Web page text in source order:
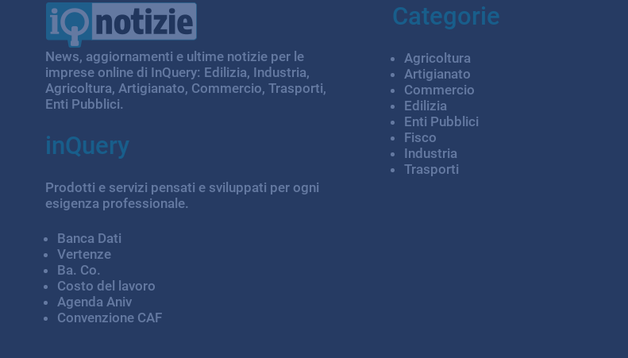
IQ Notizie
News, aggiornamenti e ultime notizie per le
imprese online di InQuery: Edilizia, Industria,
Agricoltura, Artigianato, Commercio, Trasporti,
Enti Pubblici.
inQuery
Prodotti e servizi pensati e sviluppati per ogni
esigenza professionale.
Banca Dati
Vertenze
Ba. Co.
Costo del lavoro
Agenda Aniv
Convenzione CAF
Categorie
Agricoltura
Artigianato
Commercio
Edilizia
Enti Pubblici
Fisco
Industria
Trasporti